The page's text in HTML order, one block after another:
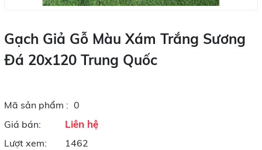
Gạch Giả Gỗ Màu Xám Trắng Sương
Đá 20x120 Trung Quốc
Mã sản phẩm : 0
Giá bán:
Liên hệ
Lượt xem: 1462